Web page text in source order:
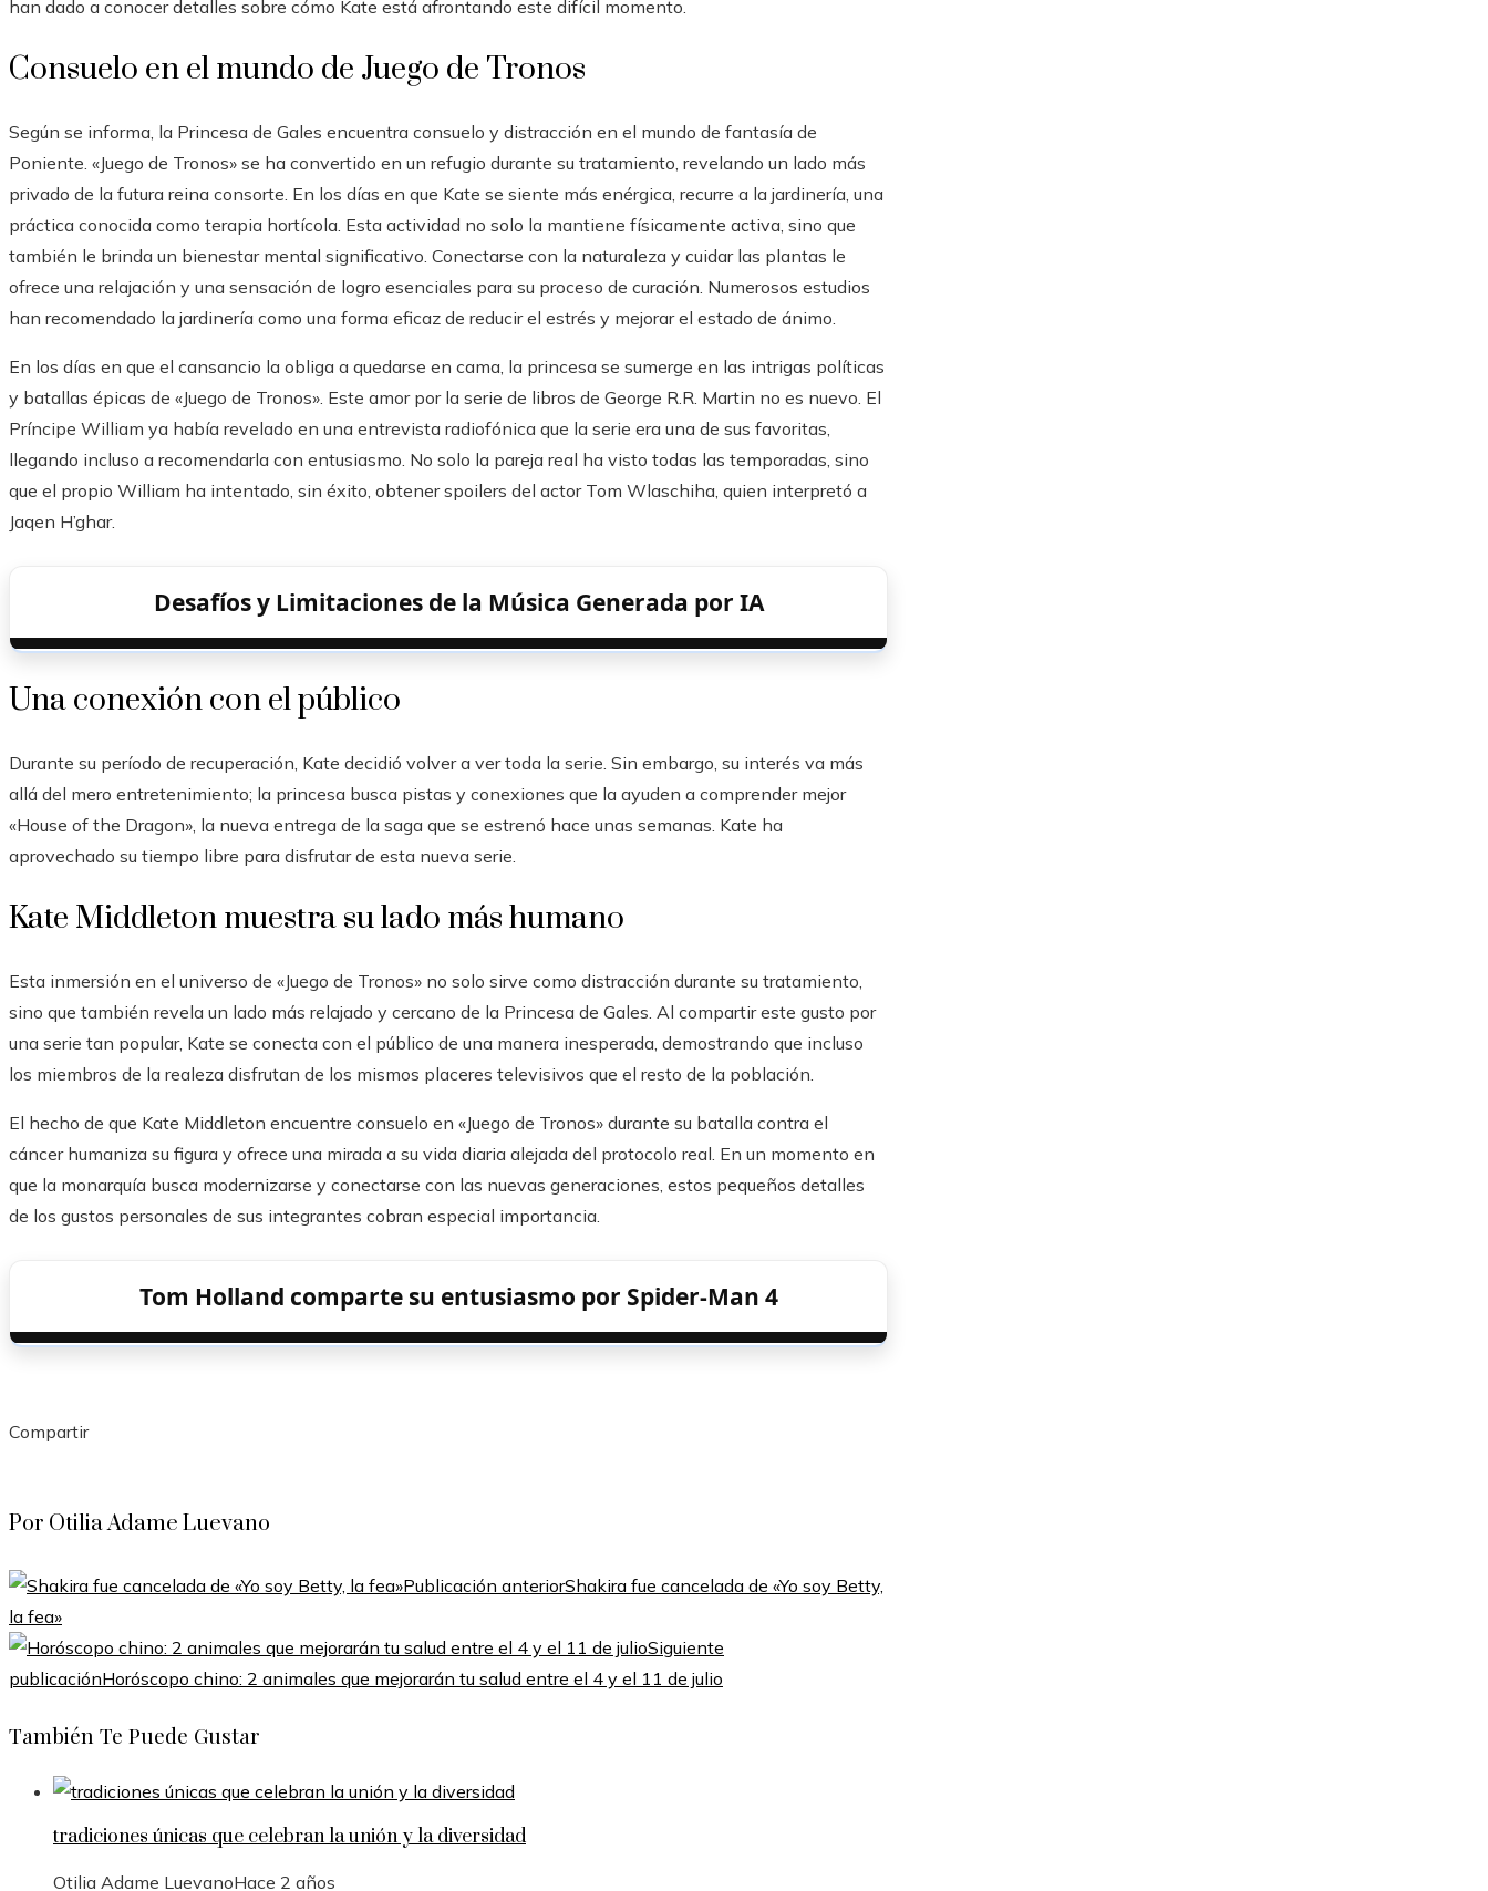
han dado a conocer detalles sobre cómo Kate está afrontando este difícil momento.
Consuelo en el mundo de Juego de Tronos
Según se informa, la Princesa de Gales encuentra consuelo y distracción en el mundo de fantasía de
Poniente. «Juego de Tronos» se ha convertido en un refugio durante su tratamiento, revelando un lado más
privado de la futura reina consorte. En los días en que Kate se siente más enérgica, recurre a la jardinería, una
práctica conocida como terapia hortícola. Esta actividad no solo la mantiene físicamente activa, sino que
también le brinda un bienestar mental significativo. Conectarse con la naturaleza y cuidar las plantas le
ofrece una relajación y una sensación de logro esenciales para su proceso de curación. Numerosos estudios
han recomendado la jardinería como una forma eficaz de reducir el estrés y mejorar el estado de ánimo.
En los días en que el cansancio la obliga a quedarse en cama, la princesa se sumerge en las intrigas políticas
y batallas épicas de «Juego de Tronos». Este amor por la serie de libros de George R.R. Martin no es nuevo. El
Príncipe William ya había revelado en una entrevista radiofónica que la serie era una de sus favoritas,
llegando incluso a recomendarla con entusiasmo. No solo la pareja real ha visto todas las temporadas, sino
que el propio William ha intentado, sin éxito, obtener spoilers del actor Tom Wlaschiha, quien interpretó a
Jaqen H’ghar.
Desafíos y Limitaciones de la Música Generada por IA
Una conexión con el público
Durante su período de recuperación, Kate decidió volver a ver toda la serie. Sin embargo, su interés va más
allá del mero entretenimiento; la princesa busca pistas y conexiones que la ayuden a comprender mejor
«House of the Dragon», la nueva entrega de la saga que se estrenó hace unas semanas. Kate ha
aprovechado su tiempo libre para disfrutar de esta nueva serie.
Kate Middleton muestra su lado más humano
Esta inmersión en el universo de «Juego de Tronos» no solo sirve como distracción durante su tratamiento,
sino que también revela un lado más relajado y cercano de la Princesa de Gales. Al compartir este gusto por
una serie tan popular, Kate se conecta con el público de una manera inesperada, demostrando que incluso
los miembros de la realeza disfrutan de los mismos placeres televisivos que el resto de la población.
El hecho de que Kate Middleton encuentre consuelo en «Juego de Tronos» durante su batalla contra el
cáncer humaniza su figura y ofrece una mirada a su vida diaria alejada del protocolo real. En un momento en
que la monarquía busca modernizarse y conectarse con las nuevas generaciones, estos pequeños detalles
de los gustos personales de sus integrantes cobran especial importancia.
Tom Holland comparte su entusiasmo por Spider-Man 4
Compartir
Por Otilia Adame Luevano
Publicación anteriorShakira fue cancelada de «Yo soy Betty,
la fea»
Siguiente
publicaciónHoróscopo chino: 2 animales que mejorarán tu salud entre el 4 y el 11 de julio
También Te Puede Gustar
tradiciones únicas que celebran la unión y la diversidad
Otilia Adame LuevanoHace 2 años